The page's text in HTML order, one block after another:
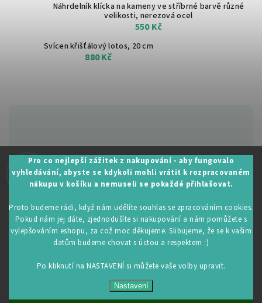
Pro co nejlepší zážitek z nakupování - aby fungovalo
vyhledávání, abyste se kdykoli mohli vrátit k rozpracovaném
nákupu v košíku a nemuseli se pokaždé přihlašovat.
Proto budeme rádi, když nám udělíte souhlas se zpracováním cookies.
Pokud nám jej dáte, zjednodušíte si nakupování a nám pomůžete s
vylepšováním eshopu, za což moc děkujeme. Slibujeme, že se k vašim
datům budeme chovat s úctou a respektem :)
Po kliknutí na NASTAVENÍ si můžete vaše volby upravit.
Nastavení
Zákaznická podpora:
+420 605 530 014
Náhrdelník klícka na kameny ve stříbrné barvě různé
velikosti, nerezová ocel
550 Kč
Svícen křišťálový lotos, 20 cm
880 Kč
Upravit nastavení cookies
VytvořilShoptet| Design